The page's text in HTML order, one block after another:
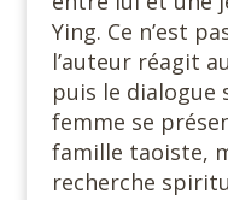
Ying. Ce n’est
l’auteur réagit
puis le dialogue
femme se
famille taoiste,
recherche